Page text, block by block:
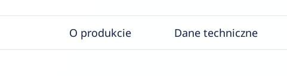
O produkcie Dane techniczne